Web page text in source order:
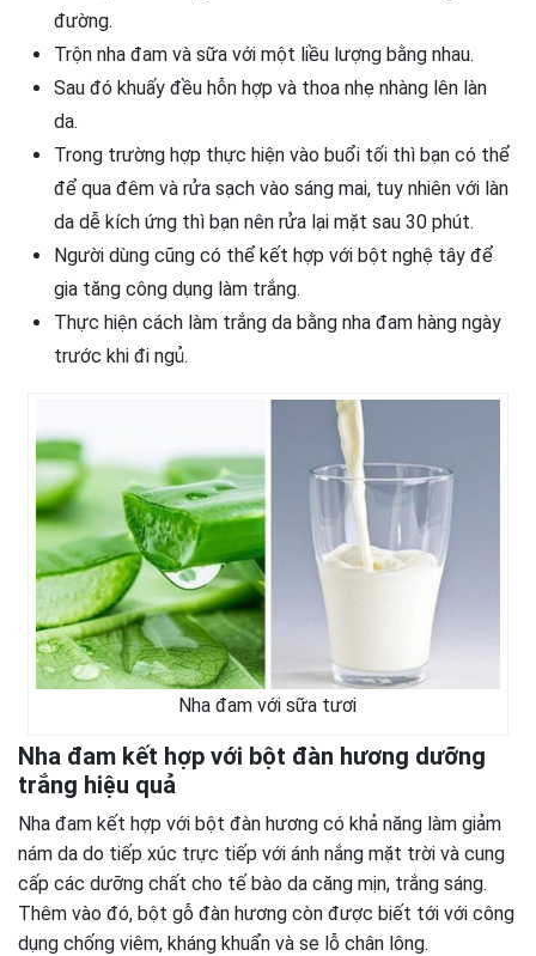
đường.
Trộn nha đam và sữa với một liều lượng bằng nhau.
Sau đó khuấy đều hỗn hợp và thoa nhẹ nhàng lên làn
da.
Trong trường hợp thực hiện vào buổi tối thì bạn có thể
để qua đêm và rửa sạch vào sáng mai, tuy nhiên với làn
da dễ kích ứng thì bạn nên rửa lại mặt sau 30 phút.
Người dùng cũng có thể kết hợp với bột nghệ tây để
gia tăng công dụng làm trắng.
Thực hiện cách làm trắng da bằng nha đam hàng ngày
trước khi đi ngủ.
Nha đam với sữa tươi
Nha đam kết hợp với bột đàn hương dưỡng
trắng hiệu quả
Nha đam kết hợp với bột đàn hương có khả năng làm giảm
nám da do tiếp xúc trực tiếp với ánh nắng mặt trời và cung
cấp các dưỡng chất cho tế bào da căng mịn, trắng sáng.
Thêm vào đó, bột gỗ đàn hương còn được biết tới với công
dụng chống viêm, kháng khuẩn và se lỗ chân lông.